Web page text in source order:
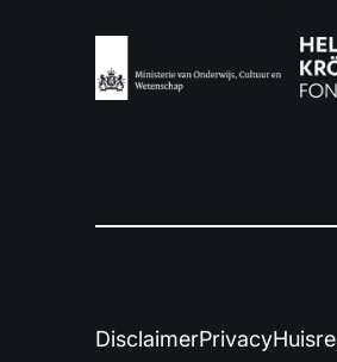
DisclaimerPrivacy